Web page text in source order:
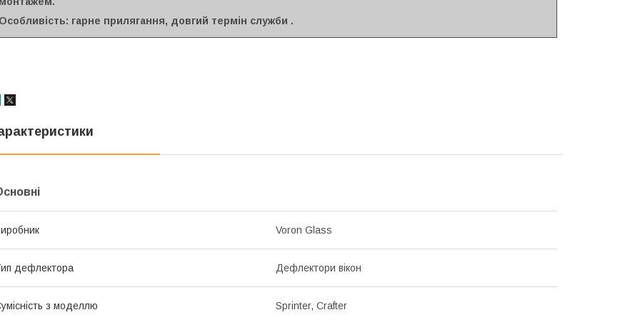
Особливість: гарне прилягання, довгий термін служби .
Voron Glass
дефлектора Дефлектори вікон
з моделлю Sprinter, Crafter